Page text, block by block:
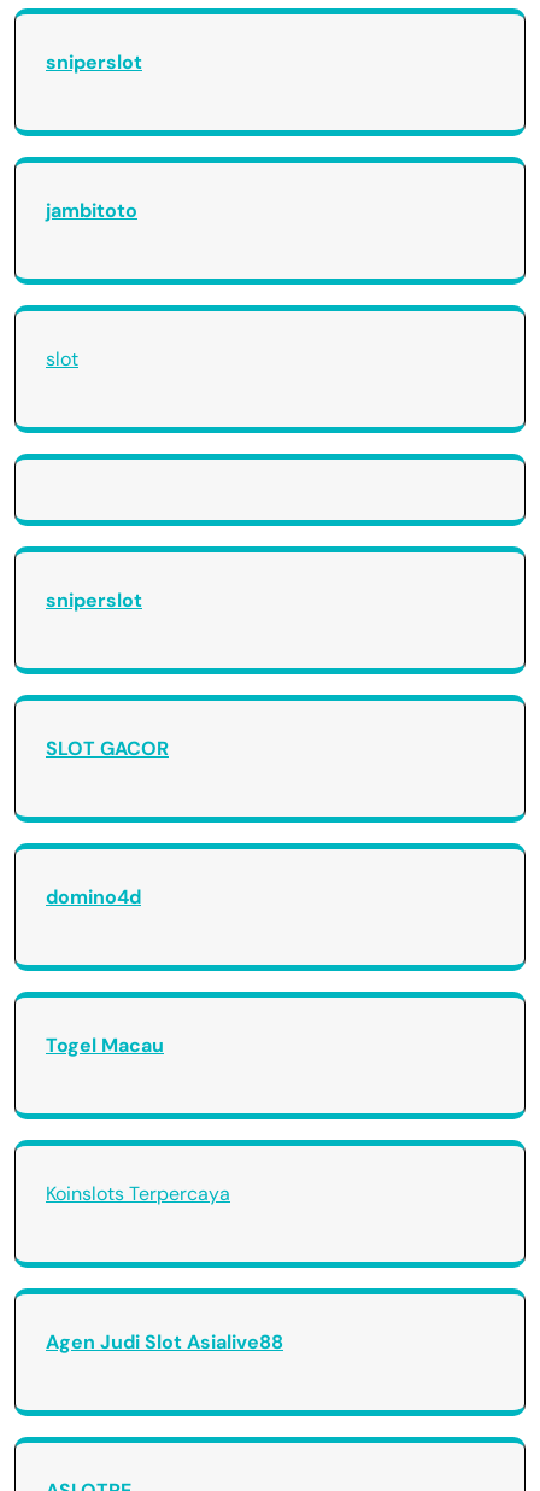
sniperslot
jambitoto
slot
sniperslot
SLOT GACOR
domino4d
Togel Macau
Koinslots Terpercaya
Agen Judi Slot Asialive88